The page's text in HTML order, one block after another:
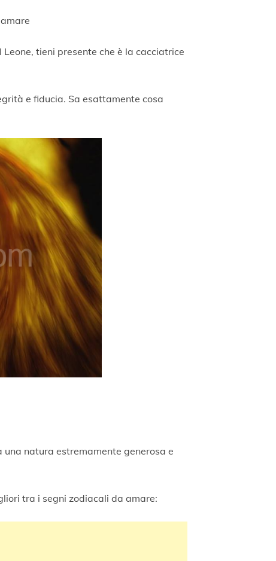
tieni presente che è la cacciatrice
e fiducia. Sa esattamente cosa
una natura estremamente generosa e
tra i segni zodiacali da amare: